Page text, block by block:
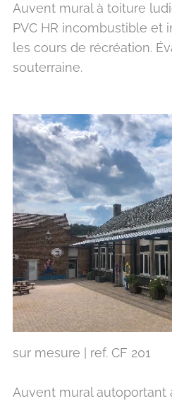
Auvent mural à toiture
PVC HR incombustible et
les cours de récréation.
souterraine.
sur mesure | ref. CF 201
Auvent mural autoportant